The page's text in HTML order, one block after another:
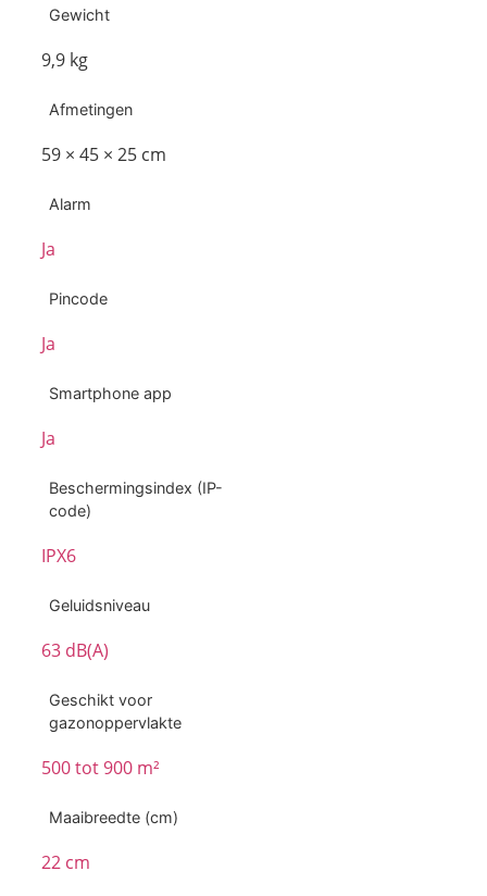
Gewicht
9,9 kg
Afmetingen
59 × 45 × 25 cm
Alarm
Ja
Pincode
Ja
Smartphone app
Ja
Beschermingsindex (IP-
code)
IPX6
Geluidsniveau
63 dB(A)
Geschikt voor
gazonoppervlakte
500 tot 900 m²
Maaibreedte (cm)
22 cm